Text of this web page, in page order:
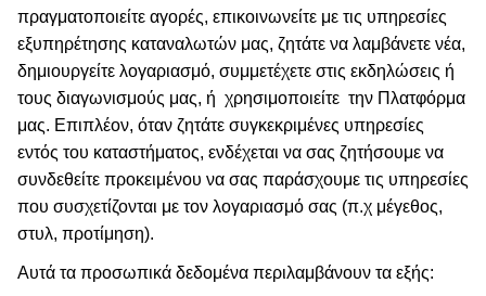
πραγματοποιείτε αγορές, επικοινωνείτε με τις υπηρεσίες
εξυπηρέτησης καταναλωτών μας, ζητάτε να λαμβάνετε νέα,
δημιουργείτε λογαριασμό, συμμετέχετε στις εκδηλώσεις ή
τους διαγωνισμούς μας, ή χρησιμοποιείτε την Πλατφόρμα
μας. Επιπλέον, όταν ζητάτε συγκεκριμένες υπηρεσίες
εντός του καταστήματος, ενδέχεται να σας ζητήσουμε να
συνδεθείτε προκειμένου να σας παράσχουμε τις υπηρεσίες
που συσχετίζονται με τον λογαριασμό σας (π.χ μέγεθος,
στυλ, προτίμηση).
Αυτά τα προσωπικά δεδομένα περιλαμβάνουν τα εξής: